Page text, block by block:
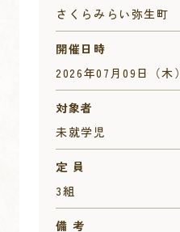
さくらみらい弥生町
開催日時
2026年07月09日（木）
対象者
未就学児
定 員
3組
備 考